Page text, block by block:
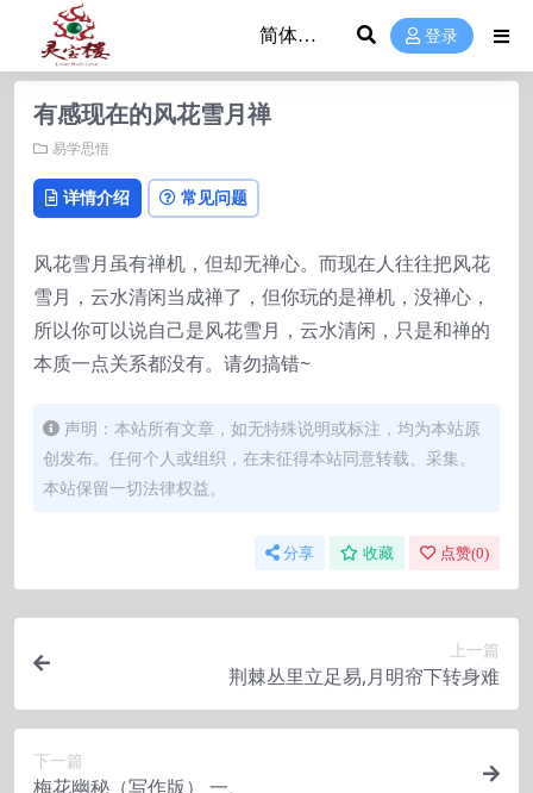
登录
有感现在的风花雪月禅
易学思悟
详情介绍 常见问题
风花雪月虽有禅机，但却无禅心。而现在人往往把风花
雪月，云水清闲当成禅了，但你玩的是禅机，没禅心，
所以你可以说自己是风花雪月，云水清闲，只是和禅的
本质一点关系都没有。请勿搞错~
声明：本站所有文章，如无特殊说明或标注，均为本站原
创发布。任何个人或组织，在未征得本站同意转载、采集。
本站保留一切法律权益。
分享 收藏 点赞(0)
上一篇
荆棘丛里立足易,月明帘下转身难
下一篇
梅花幽秘（写作版） 一、